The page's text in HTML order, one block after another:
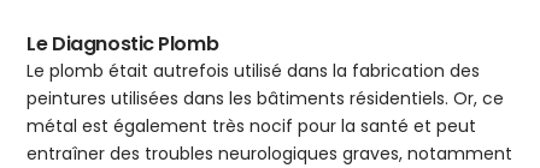
Le Diagnostic Plomb
Le plomb était autrefois utilisé dans la fabrication des
peintures utilisées dans les bâtiments résidentiels. Or, ce
métal est également très nocif pour la santé et peut
entraîner des troubles neurologiques graves, notamment